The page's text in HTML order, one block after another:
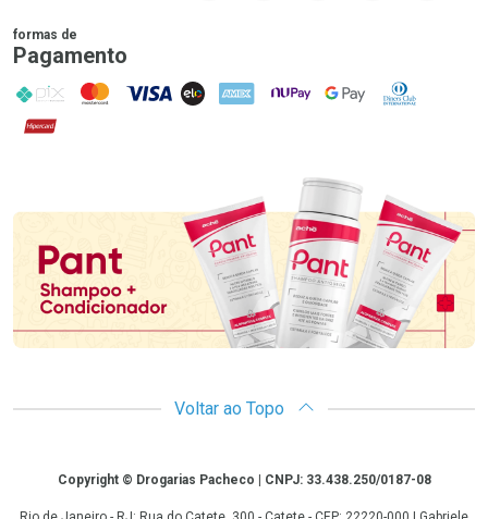
formas de
Pagamento
PIX MasterCard
VISA ELO AMEX NuPay Google PayDiners Club
Hipercard
Promoção em Destaque
Voltar ao Topo
CopyrightCopyright © Drogarias Pacheco | CNPJ: 33.438.250/0187-08